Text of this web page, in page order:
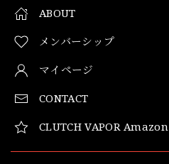
ABOUT
メンバーシップ
マイページ
CONTACT
CLUTCH VAPOR Amazon